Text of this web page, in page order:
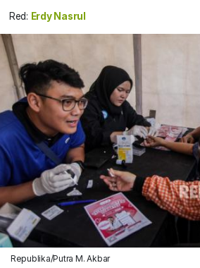
Red: Erdy Nasrul
Republika/Putra M. Akbar